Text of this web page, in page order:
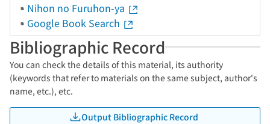
Nihon no Furuhon-ya
Google Book Search
Bibliographic Record
You can check the details of this material, its authority
(keywords that refer to materials on the same subject, author's
name, etc.), etc.
Output Bibliographic Record